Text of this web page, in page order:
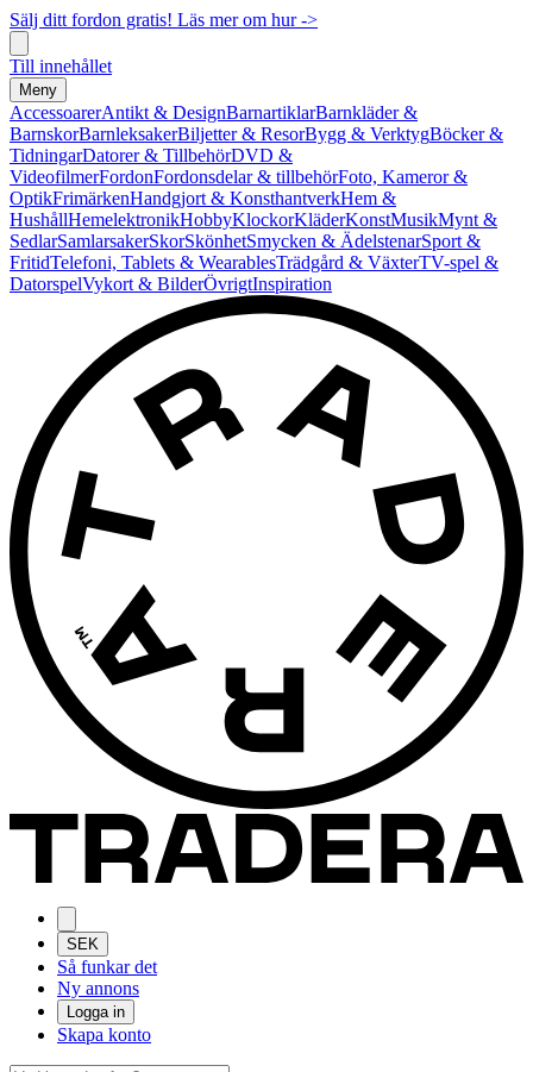
Sälj ditt fordon gratis! Läs mer om hur ->
Till innehållet
Meny
AccessoarerAntikt & DesignBarnartiklarBarnkläder &
BarnskorBarnleksakerBiljetter & ResorBygg & VerktygBöcker &
TidningarDatorer & TillbehörDVD &
VideofilmerFordonFordonsdelar & tillbehörFoto, Kameror &
OptikFrimärkenHandgjort & KonsthantverkHem &
HushållHemelektronikHobbyKlockorKläderKonstMusikMynt &
SedlarSamlarsakerSkorSkönhetSmycken & ÄdelstenarSport &
FritidTelefoni, Tablets & WearablesTrädgård & VäxterTV-spel &
DatorspelVykort & BilderÖvrigtInspiration
SEK
Så funkar det
Ny annons
Logga in
Skapa konto